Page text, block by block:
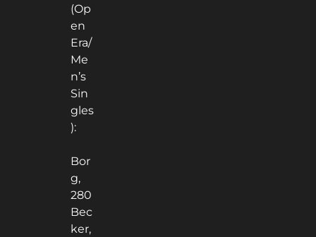
(Op
en
Era/
Me
n’s
Sin
gles
):
Bor
g,
280
Bec
ker,